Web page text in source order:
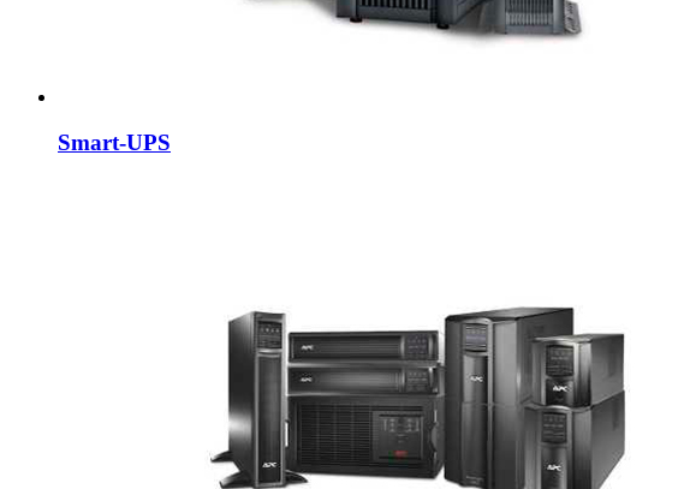
Smart-UPS